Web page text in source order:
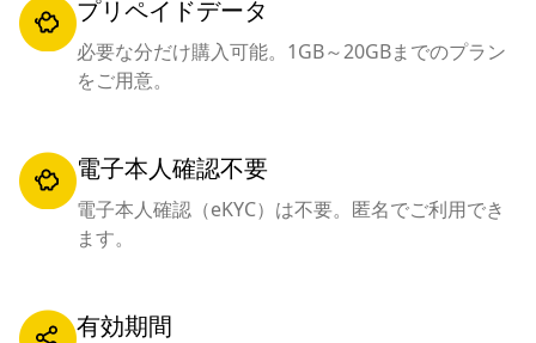
プリペイドデータ
必要な分だけ購入可能。1GB～20GBまでのプラン
をご用意。
電子本人確認不要
電子本人確認（eKYC）は不要。匿名でご利用でき
ます。
有効期間